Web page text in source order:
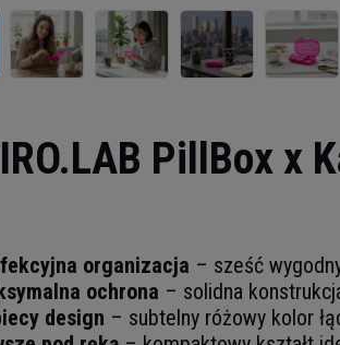
PillBox x
organizacja – sześć
ochrona – solidna
design – subtelny różowy kolor